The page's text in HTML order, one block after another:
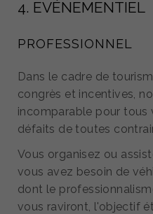
4. EVÉNEMENTIEL
PROFESSIONNEL
Dans le cadre de
congrès et incentives,
incomparable pour
défaits de toutes
Vous organisez ou
vous avez besoin de
dont le
vous raviront, l'objectif